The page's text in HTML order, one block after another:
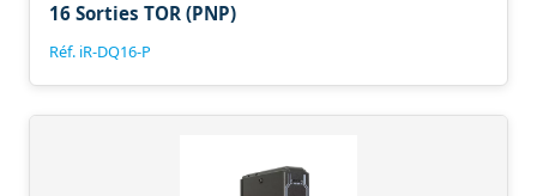
16 Sorties TOR (PNP)
Réf. iR-DQ16-P